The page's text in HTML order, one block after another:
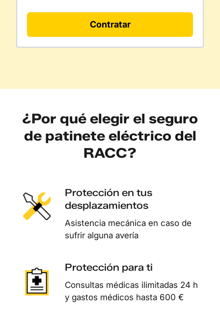
Contratar
¿Por qué elegir el seguro
de patinete eléctrico del
RACC?
Protección en tus
desplazamientos
Asistencia mecánica en caso de
sufrir alguna avería
Protección para ti
Consultas médicas ilimitadas 24 h
y gastos médicos hasta 600 €